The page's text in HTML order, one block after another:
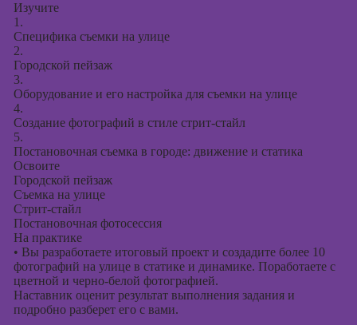
Изучите
1.
Специфика съемки на улице
2.
Городской пейзаж
3.
Оборудование и его настройка для съемки на улице
4.
Создание фотографий в стиле стрит-стайл
5.
Постановочная съемка в городе: движение и статика
Освоите
Городской пейзаж
Съемка на улице
Стрит-стайл
Постановочная фотосессия
На практике
• Вы разработаете итоговый проект и создадите более 10
фотографий на улице в статике и динамике. Поработаете с
цветной и черно-белой фотографией.
Наставник оценит результат выполнения задания и
подробно разберет его с вами.